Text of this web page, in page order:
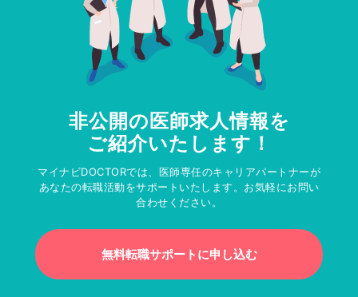
非公開の医師求人情報を
ご紹介いたします！
マイナビDOCTORでは、医師専任のキャリアパートナーが
あなたの転職活動をサポートいたします。お気軽にお問い
合わせください。
無料転職サポートに申し込む